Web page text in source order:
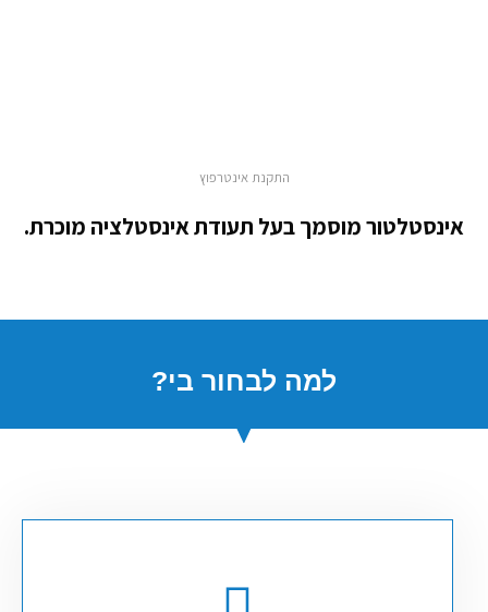
התקנת אינטרפוץ
אינסטלטור מוסמך בעל תעודת אינסטלציה מוכרת.
למה לבחור בי?